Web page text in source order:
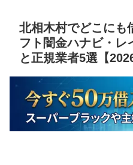
北相木村でどこにも
フト闇金ハナビ・レ
と正規業者5選【